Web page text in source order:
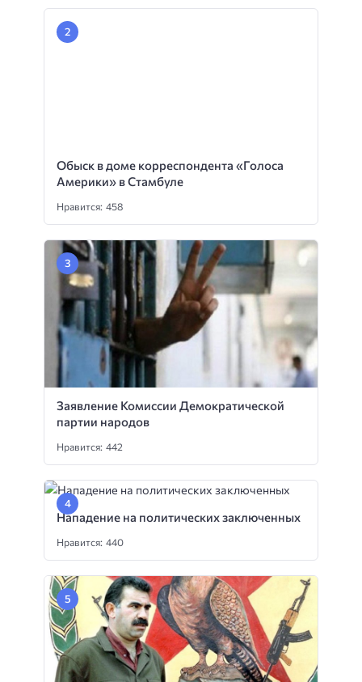
Заявление Комиссии Демократической
партии народов
Нравится: 442
Нападение на политических заключенных
Нравится: 440
Интервью Абдуллы Оджалана главному
редактору газеты «Завтра» Александру
Проханову